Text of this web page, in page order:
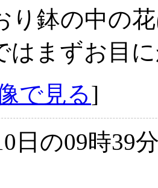
り鉢の中の
はまずお目
で見る]
日の09時39